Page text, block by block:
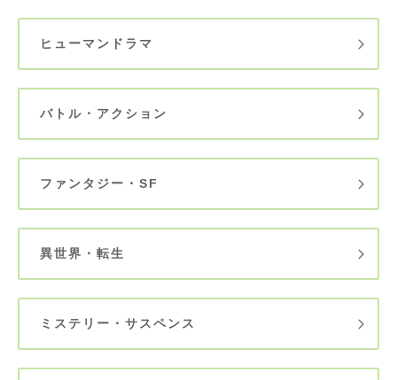
ヒューマンドラマ
バトル・アクション
ファンタジー・SF
異世界・転生
ミステリー・サスペンス